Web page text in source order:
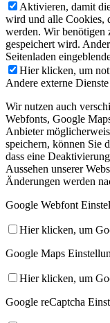
Aktivieren, damit
wird und alle Cookies,
werden. Wir benötigen
gespeichert wird.
Seitenladen
Hier klicken, um
Andere externe Dienste
Wir nutzen auch
Webfonts, Google
Anbieter
speichern, können Sie
dass eine
Aussehen unserer
Änderungen werden
Google Webfont
Hier klicken, um
Google Maps
Hier klicken, um
Google reCaptcha